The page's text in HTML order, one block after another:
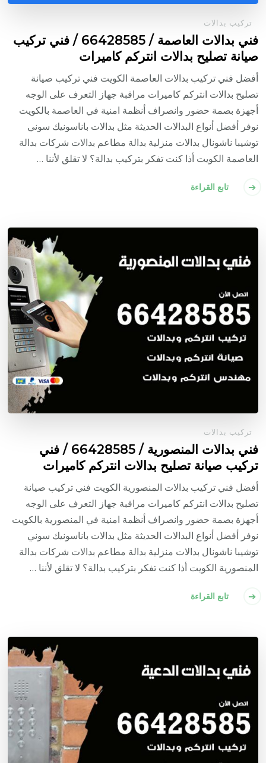
تركيب بدالات
فني بدالات العاصمة / 66428585 / فني تركيب
صيانة تصليح بدالات انتركم كاميرات
أفضل فني تركيب بدالات العاصمة الكويت فني تركيب صيانة
تصليح بدالات انتركم كاميرات مراقبة جهاز التعرف على الوجه
أجهزة بصمة حضور وانصراف أنظمة امنية في العاصمة بالكويت
نوفر أفضل أنواع البدالات الحديثة مثل بدالات باناسونيك سوني
توشيبا ناشونال بدالات منزلية بدالة مطاعم بدالات شركات بدالة
العاصمة الكويت أذا كنت تفكر بتركيب بدالة؟ لا تقلق لأننا …
تابع القراءة
تركيب بدالات
فني بدالات المنصورية / 66428585 / فني
تركيب صيانة تصليح بدالات انتركم كاميرات
أفضل فني تركيب بدالات المنصورية الكويت فني تركيب صيانة
تصليح بدالات انتركم كاميرات مراقبة جهاز التعرف على الوجه
أجهزة بصمة حضور وانصراف أنظمة امنية في المنصورية بالكويت
نوفر أفضل أنواع البدالات الحديثة مثل بدالات باناسونيك سوني
توشيبا ناشونال بدالات منزلية بدالة مطاعم بدالات شركات بدالة
المنصورية الكويت أذا كنت تفكر بتركيب بدالة؟ لا تقلق لأننا …
تابع القراءة